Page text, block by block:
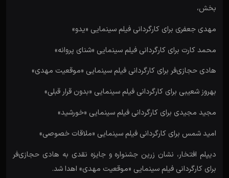
بخش،
مهدی جعفری برای کارگردانی فیلم سینمایی «یدو»
محمد کارت برای کارگردانی فیلم سینمایی «شنای پروانه»
هادی حجازی‌فر برای کارگردانی فیلم سینمایی «موقعیت مهدی»
بهروز شعیبی برای کارگردانی فیلم سینمایی «بدون قرار قبلی»
مجید مجیدی برای کارگردانی فیلم سینمایی «خورشید»
امید شمس برای کارگردانی فیلم سینمایی «ملاقات خصوصی»
دیپلم افتخار، نشان زرین جشنواره و جایزه نقدی به هادی حجازی‌فر
برای کارگردانی فیلم سینمایی «موقعیت مهدی» اهدا شد.